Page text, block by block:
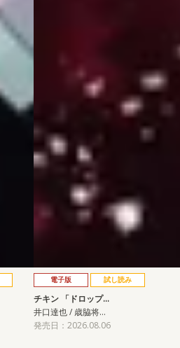
電子版 試し読み
チキン 「ドロップ…
井口達也 / 歳脇将…
発売日：2026.08.06